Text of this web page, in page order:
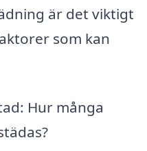
är det viktigt
som kan
Hur många